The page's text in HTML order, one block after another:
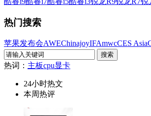
热门搜索
苹果发布会AWEChinajoyIFAmwcCES Asia
热词： 主板cpu显卡
24小时热文
本周热评